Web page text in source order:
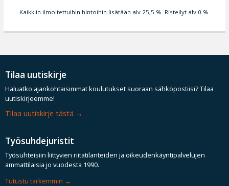
Kaikkiin ilmoitettuihin hintoihin lisätään alv 25,5 %. Risteilyt alv 0 %.
Tilaa uutiskirje
Haluatko ajankohtaisimmat koulutukset suoraan sähköpostiisi? Tilaa
uutiskirjeemme!
Tilaa uutiskirje tästä
Työsuhdejuristit
Työsuhteisiin liittyvien riitatilanteiden ja oikeudenkäyntipalvelujen
ammattilaisia jo vuodesta 1990.
Tutustu tarkemmin